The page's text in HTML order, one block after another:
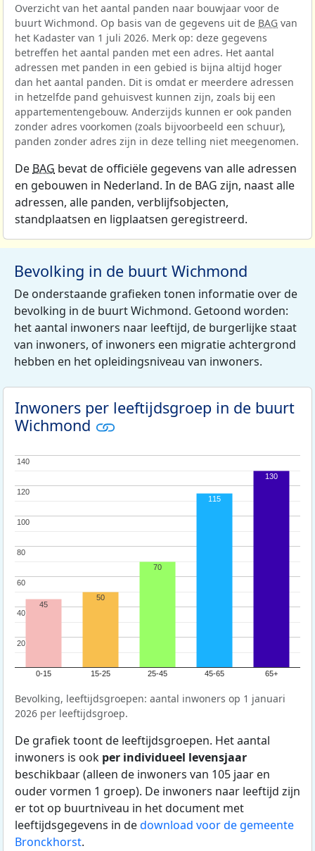
Overzicht van het aantal panden naar bouwjaar voor de
buurt Wichmond. Op basis van de gegevens uit de BAG van
het Kadaster van 1 juli 2026. Merk op: deze gegevens
betreffen het aantal panden met een adres. Het aantal
adressen met panden in een gebied is bijna altijd hoger
dan het aantal panden. Dit is omdat er meerdere adressen
in hetzelfde pand gehuisvest kunnen zijn, zoals bij een
appartementengebouw. Anderzijds kunnen er ook panden
zonder adres voorkomen (zoals bijvoorbeeld een schuur),
panden zonder adres zijn in deze telling niet meegenomen.
De BAG bevat de officiële gegevens van alle adressen
en gebouwen in Nederland. In de BAG zijn, naast alle
adressen, alle panden, verblijfsobjecten,
standplaatsen en ligplaatsen geregistreerd.
Bevolking in de buurt Wichmond
De onderstaande grafieken tonen informatie over de
bevolking in de buurt Wichmond. Getoond worden:
het aantal inwoners naar leeftijd, de burgerlijke staat
van inwoners, of inwoners een migratie achtergrond
hebben en het opleidingsniveau van inwoners.
Inwoners per leeftijdsgroep in de buurt
Wichmond
0-15 15-25 25-45 45-65 65+
20
20
40
40
60
60
80
80
100
100
120
120
140
140
45
50
70
115
130
Bevolking, leeftijdsgroepen: aantal inwoners op 1 januari
2026 per leeftijdsgroep.
De grafiek toont de leeftijdsgroepen. Het aantal
inwoners is ook per individueel levensjaar
beschikbaar (alleen de inwoners van 105 jaar en
ouder vormen 1 groep). De inwoners naar leeftijd zijn
er tot op buurtniveau in het document met
leeftijdsgegevens in dedownload voor de gemeente
Bronckhorst.